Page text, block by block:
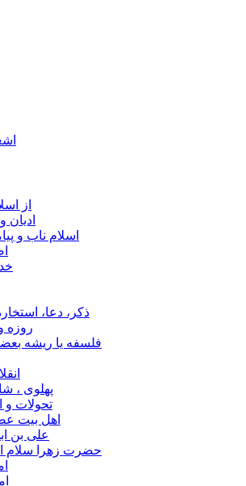
از
ادیان
اسلام ناب و
ذکر، دعا،
روزه
فلسفه یا ریشه
پهلوی ،
تحولات و
اهل بیت
علی بن
حضرت زهرا سلام